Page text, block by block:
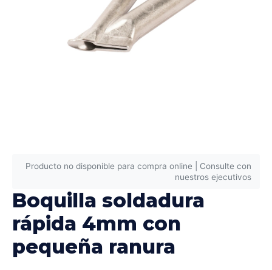
Producto no disponible para compra online | Consulte con
nuestros ejecutivos
Boquilla soldadura
rápida 4mm con
pequeña ranura